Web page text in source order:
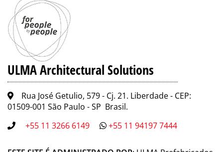
ULMA Architectural Solutions
Rua José Getulio, 579 - Cj. 21. Liberdade - CEP:
01509-001 São Paulo - SP Brasil.
+55 11 3266 6149
+55 11 94197 7444